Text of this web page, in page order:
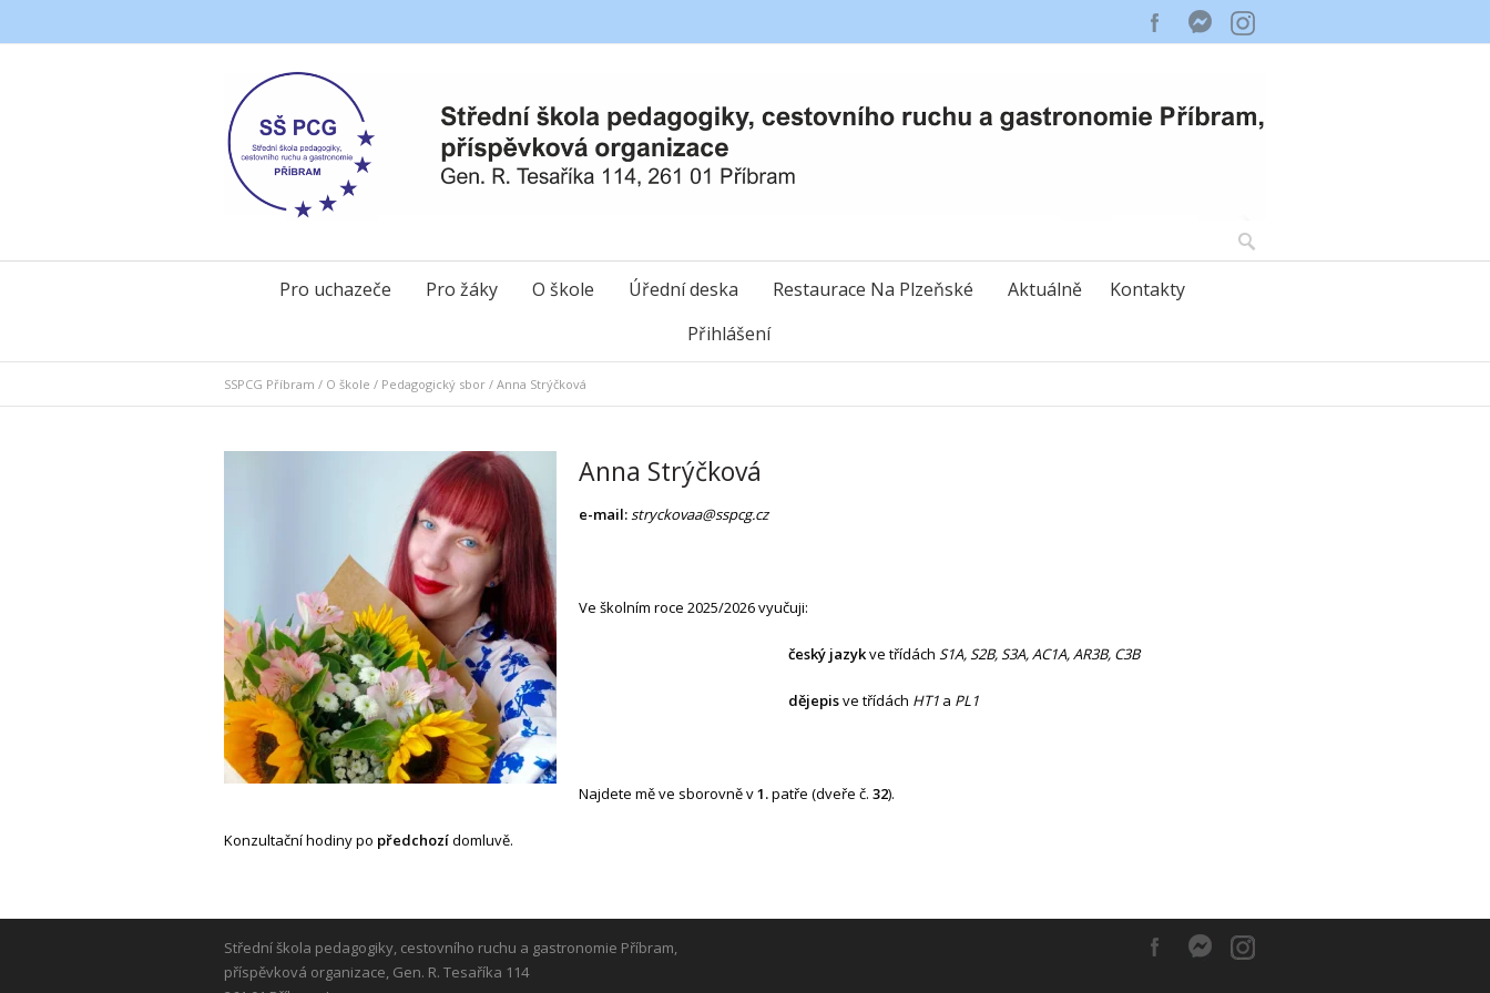
Pro uchazeče Pro žáky O škole Úřední deska Restaurace Na Plzeňské Aktuálně
Kontakty
Přihlášení
SSPCG Příbram / O škole / Pedagogický sbor / Anna Strýčková
Anna Strýčková
e-mail:stryckovaa@sspcg.cz
Ve školním roce 2025/2026 vyučuji:
český jazykve třídách S1A, S2B, S3A, AC1A, AR3B, C3B
dějepisve třídách HT1 a PL1
Najdete mě ve sborovně v1.patře (dveře č. 32).
Konzultační hodiny po předchozídomluvě.
Střední škola pedagogiky, cestovního ruchu a gastronomie Příbram,
příspěvková organizace, Gen. R. Tesaříka 114